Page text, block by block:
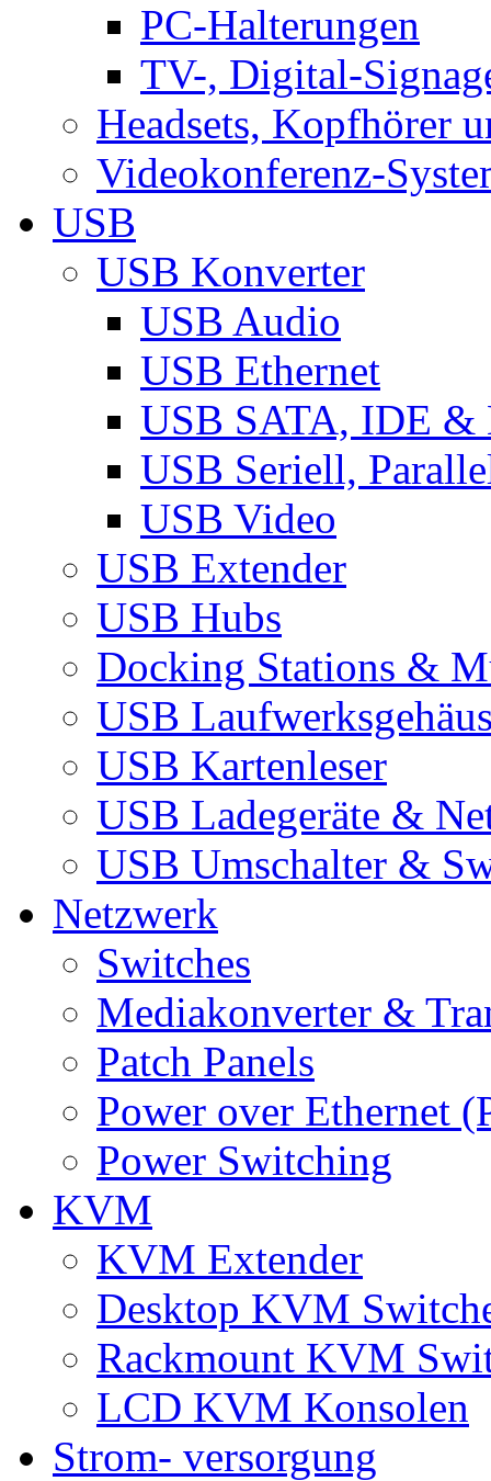
PC-Halterungen
TV-, Digital-
Headsets, Kopfhörer
Videokonferenz-
USB
USB Konverter
USB Audio
USB Ethernet
USB SATA, IDE &
USB Seriell,
USB Video
USB Extender
USB Hubs
Docking Stations &
USB
USB Kartenleser
USB Ladegeräte &
USB Umschalter &
Netzwerk
Switches
Mediakonverter &
Patch Panels
Power over Ethernet
Power Switching
KVM
KVM Extender
Desktop KVM
Rackmount KVM
LCD KVM Konsolen
Strom- versorgung